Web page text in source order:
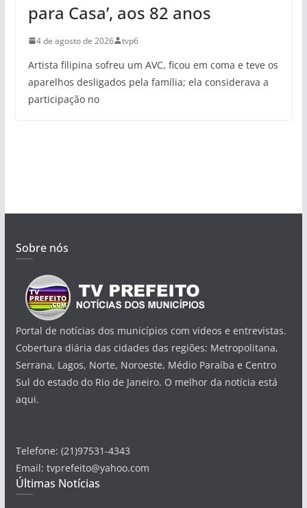
para Casa’, aos 82 anos
4 de agosto de 2026 tvp6
Artista filipina sofreu um AVC, ficou em coma e teve os
aparelhos desligados pela família; ela considerava a
participação no
Sobre nós
Portal de notícias dos municípios com videos e entrevistas.
Cobertura diária das cidades das regiões: Metropolitana,
Serrana, Lagos, Norte, Noroeste, Médio Paraíba e Centro
Sul do estado do Rio de Janeiro. O melhor da notícia está
aqui.
Telefone: (21)97531-4343
Email: tvprefeito@yahoo.com
Últimas Notícias